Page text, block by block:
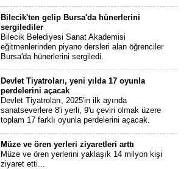
Bilecik'ten gelip Bursa'da hünerlerini
sergilediler
Bilecik Belediyesi Sanat Akademisi
eğitmenlerinden piyano dersleri alan öğrenciler
Bursa'da hünerlerini sergiledi.
Devlet Tiyatroları, yeni yılda 17 oyunla
perdelerini açacak
Devlet Tiyatroları, 2025'in ilk ayında
sanatseverlere 8'i yerli, 9'u çeviri olmak üzere
toplam 17 farklı oyunla perdelerini açacak.
Müze ve ören yerleri ziyaretleri arttı
Müze ve ören yerlerini yaklaşık 14 milyon kişi
ziyaret etti...